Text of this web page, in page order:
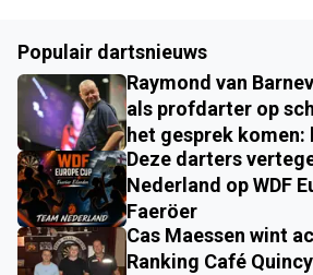
Populair dartsnieuws
Raymond van
als profdarter op
het gesprek komen:
Deze darters
Nederland op WDF
Faeröer
Cas Maessen wint
Ranking Café